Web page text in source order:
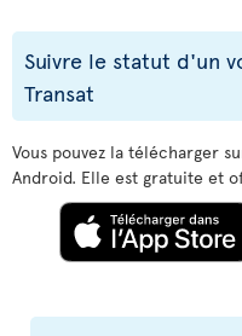
Suivre le statut d'un
Transat
Vous pouvez la télécharger
Android. Elle est gratuite et